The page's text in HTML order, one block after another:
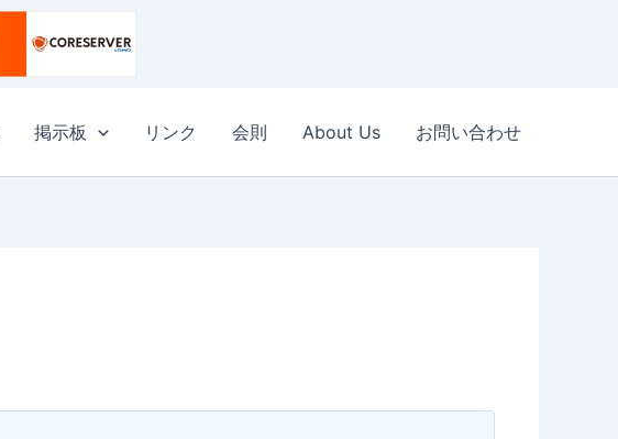
掲示板 リンク 会則 About Us お問い合わせ